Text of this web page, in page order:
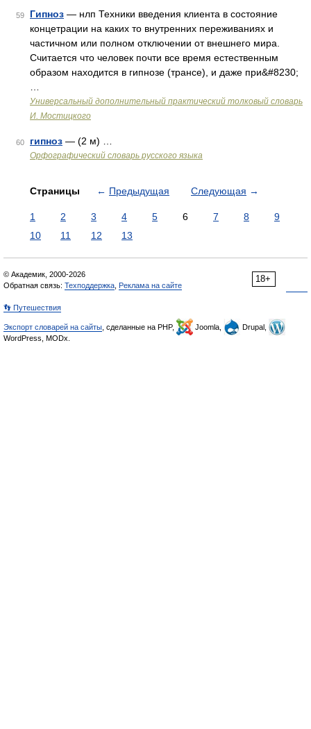
59 Гипноз — нлп Техники введения клиента в состояние
концетрации на каких то внутренних переживаниях и
частичном или полном отключении от внешнего мира.
Считается что человек почти все время естественным
образом находится в гипнозе (трансе), и даже при&#8230;
Универсальный дополнительный практический толковый словарь
И. Мостицкого
60 гипноз — (2 м) …
Орфографический словарь русского языка
Страницы ← Предыдущая Следующая →
1 2 3 4 5 6 7 8
9
10
11 12 13
18+
© Академик, 2000-2026
Обратная связь: Техподдержка Реклама на сайте
👣 Путешествия
Экспорт словарей на сайты , сделанные на PHP, Joomla,
Drupal,
WordPress, MODx.